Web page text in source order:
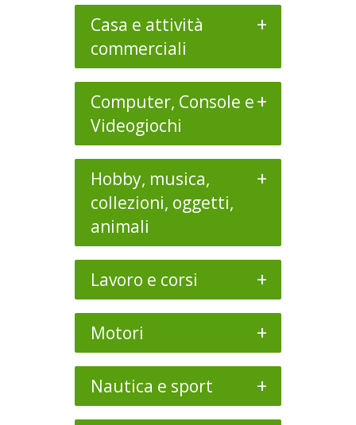
Casa e attività
commerciali
+
Computer, Console e
Videogiochi
+
Hobby, musica,
collezioni, oggetti,
animali
+
Lavoro e corsi +
Motori +
Nautica e sport +